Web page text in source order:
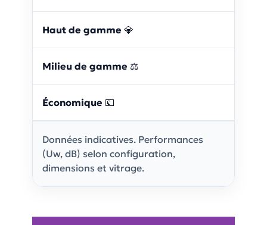
Haut de gamme 💎
Milieu de gamme ⚖️
Économique 💶
Données indicatives. Performances
(Uw, dB) selon configuration,
dimensions et vitrage.